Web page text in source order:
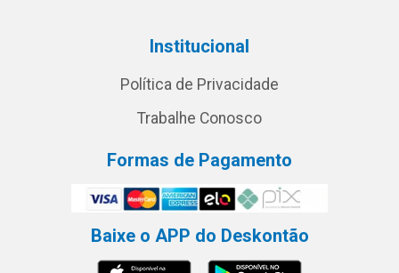
Institucional
Política de Privacidade
Trabalhe Conosco
Formas de Pagamento
Baixe o APP do Deskontão